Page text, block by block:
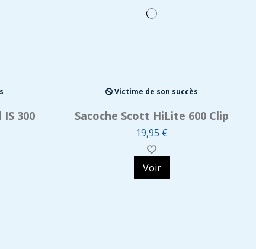
IS 300
Victime de son succès
Sacoche Scott HiLite 600 Clip
19,95 €
Voir